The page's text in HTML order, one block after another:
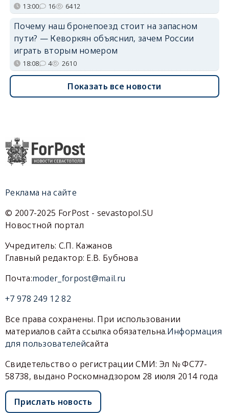
13:00 16 6412
Почему наш бронепоезд стоит на запасном
пути? — Кеворкян объяснил, зачем России
играть вторым номером
18:08 4 2610
Показать все новости
Реклама на сайте
© 2007-2025 ForPost - sevastopol.SU
Новостной портал
Учредитель: С.П. Кажанов
Главный редактор: Е.В. Бубнова
Почта:moder_forpost@mail.ru
+7 978 249 12 82
Все права сохранены. При использовании
материалов сайта ссылка обязательна.Информация
для пользователейсайта
Свидетельство о регистрации СМИ: Эл № ФС77-
58738, выдано Роскомнадзором 28 июля 2014 года
Прислать новость